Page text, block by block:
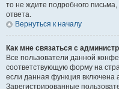
то не ждите подробного
ответа.
Вернуться к началу
Как мне связаться с
Все пользователи данной
соответствующую форму на
если данная функция включена
Зарегистрированные